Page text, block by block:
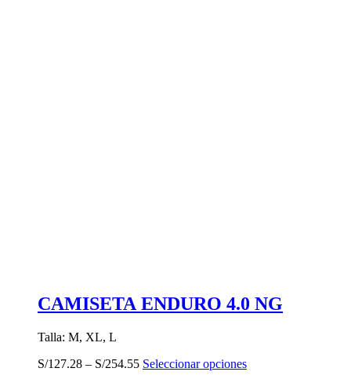
CAMISETA ENDURO 4.0 NG
Talla: M, XL, L
S/127.28 – S/254.55 Seleccionar opcionesEste